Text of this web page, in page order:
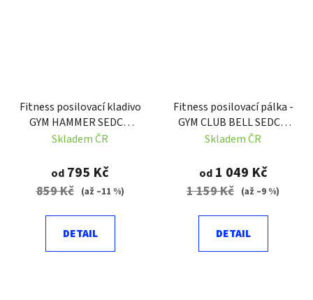
Fitness posilovací kladivo
GYM HAMMER SEDCO
DB109
Skladem ČR
od 795 Kč
859 Kč (až –11 %)
DETAIL
Fitness posilovací pálka -
GYM CLUB BELL SEDCO
DB108
Skladem ČR
od1 049 Kč
1 159 Kč (až –9 %)
DETAIL